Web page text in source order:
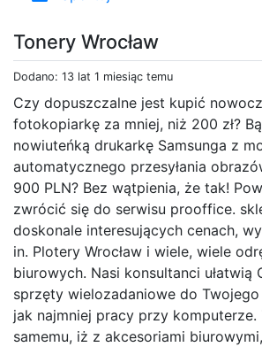
Tonery Wrocław
Dodano: 13 lat 1 miesiąc temu
Czy dopuszczalne jest kupić
fotokopiarkę za mniej, niż 200 zł?
nowiuteńką drukarkę Samsunga z
automatycznego przesyłania
900 PLN? Bez wątpienia, że tak!
zwrócić się do serwisu prooffice.
doskonale interesujących cenach,
in. Plotery Wrocław i wiele, wiele
biurowych. Nasi konsultanci ułatwią
sprzęty wielozadaniowe do Twojego
jak najmniej pracy przy komputerze.
samemu, iż z akcesoriami